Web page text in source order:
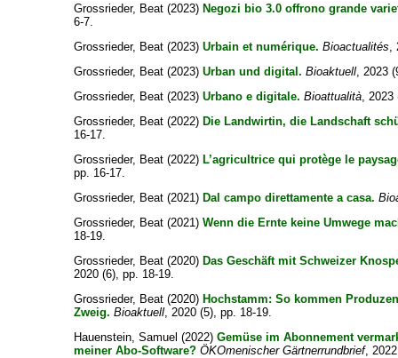
Grossrieder, Beat (2023)Negozi bio 3.0 offrono grande
6-7.
Grossrieder, Beat (2023)Urbain et numérique. Bioactualités
Grossrieder, Beat (2023)Urban und digital. Bioaktuell , 2023
Grossrieder, Beat (2023)Urbano e digitale. Bioattualità ,
Grossrieder, Beat (2022)Die Landwirtin, die Landschaft
16-17.
Grossrieder, Beat (2022)L’agricultrice qui protège le
pp. 16-17.
Grossrieder, Beat (2021)Dal campo direttamente a casa.
Grossrieder, Beat (2021)Wenn die Ernte keine Umwege
18-19.
Grossrieder, Beat (2020)Das Geschäft mit Schweizer
2020 (6), pp. 18-19.
Grossrieder, Beat (2020)Hochstamm: So kommen
Zweig. Bioaktuell , 2020 (5), pp. 18-19.
Hauenstein, Samuel (2022)Gemüse im Abonnement
meiner Abo-Software? ÖKOmenischer Gärtnerrundbrief,